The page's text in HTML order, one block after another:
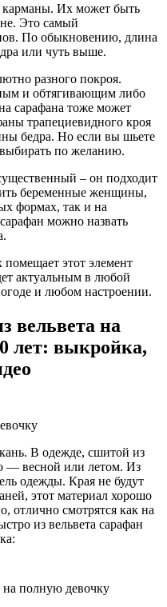
карманы. Их может быть
Это самый
По обыкновению, длина
или чуть выше.
разного покроя.
и обтягивающим либо
сарафана тоже может
трапециевидного кроя
бедра. Но если вы шьете
по желанию.
– он подходит
беременные женщины,
формах, так и на
можно назвать
помещает этот элемент
актуальным в любой
и любом настроении.
вельвета на
лет: выкройка,
В одежде, сшитой из
— весной или летом. Из
одежды. Края не будут
этот материал хорошо
отлично смотрятся как на
из вельвета сарафан
на полную девочку